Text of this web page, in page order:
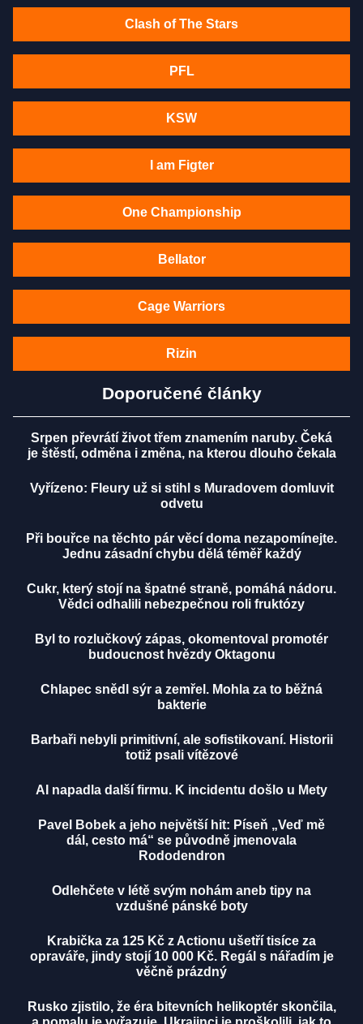
Clash of The Stars
PFL
KSW
I am Figter
One Championship
Bellator
Cage Warriors
Rizin
Doporučené články
Srpen převrátí život třem znamením naruby. Čeká
je štěstí, odměna i změna, na kterou dlouho čekala
Vyřízeno: Fleury už si stihl s Muradovem domluvit
odvetu
Při bouřce na těchto pár věcí doma nezapomínejte.
Jednu zásadní chybu dělá téměř každý
Cukr, který stojí na špatné straně, pomáhá nádoru.
Vědci odhalili nebezpečnou roli fruktózy
Byl to rozlučkový zápas, okomentoval promotér
budoucnost hvězdy Oktagonu
Chlapec snědl sýr a zemřel. Mohla za to běžná
bakterie
Barbaři nebyli primitivní, ale sofistikovaní. Historii
totiž psali vítězové
AI napadla další firmu. K incidentu došlo u Mety
Pavel Bobek a jeho největší hit: Píseň „Veď mě
dál, cesto má“ se původně jmenovala
Rododendron
Odlehčete v létě svým nohám aneb tipy na
vzdušné pánské boty
Krabička za 125 Kč z Actionu ušetří tisíce za
opraváře, jindy stojí 10 000 Kč. Regál s nářadím je
věčně prázdný
Rusko zjistilo, že éra bitevních helikoptér skončila,